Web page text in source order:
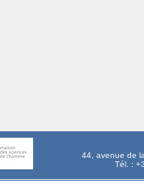
44, avenue de
Tél. :